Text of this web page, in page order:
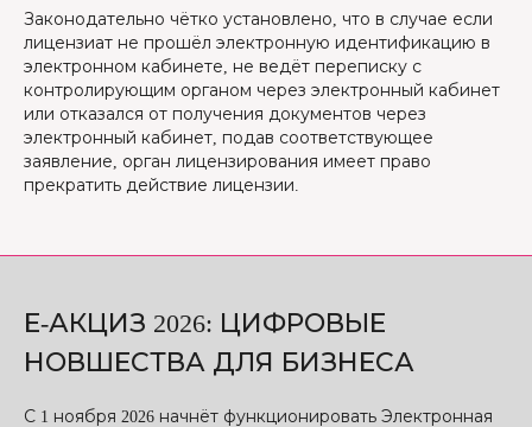
Законодательно чётко установлено, что в случае если
лицензиат не прошёл электронную идентификацию в
электронном кабинете, не ведёт переписку с
контролирующим органом через электронный кабинет
или отказался от получения документов через
электронный кабинет, подав соответствующее
заявление, орган лицензирования имеет право
прекратить действие лицензии.
Е-АКЦИЗ 2026: ЦИФРОВЫЕ
НОВШЕСТВА ДЛЯ БИЗНЕСА
С 1 ноября 2026 начнёт функционировать Электронная